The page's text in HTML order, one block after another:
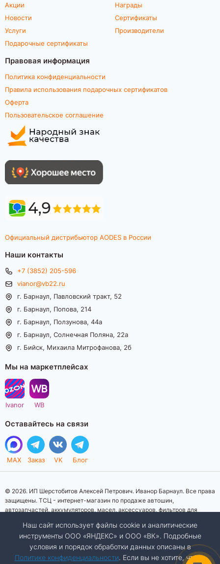
Акции
Новости
Услуги
Подарочные сертификаты
Награды
Сертификаты
Производители
Правовая информация
Политика конфиденциальности
Правила использования подарочных сертификатов
Оферта
Пользовательское соглашение
Официальный дистрибьютор AODES в России
Наши контакты
+7 (3852) 205-596
vianor@vb22.ru
г. Барнаул, Павловский тракт, 52
г. Барнаул, Попова, 214
г. Барнаул, Ползунова, 44а
г. Барнаул, Солнечная Поляна, 22а
г. Бийск, Михаила Митрофанова, 2б
Мы на маркетплейсах
Ivanor WB
Оставайтесь на связи
MAX Заказ VK Блог
© 2026. ИП Шерстобитов Алексей Петрович. Иванор Барнаул. Все права
защищены. ТСЦ - интернет-магазин по продаже автошин,
автозапчастей, аккумуляторов, масел, аксессуаров, фильтров для
информационный характер. Представленная информация о товарах, их
стоимости, характеристик, фото, наличия на складе ни при каких
условиях не является публичной офертой, определяемой положениями
Статьи 437 (2) Гражданского кодекса Российской Федерации.
Наш сайт использует файлы cookie и аналитические
инструменты ООО «ЯНДЕКС» и ООО «ВК». Подробные
условия и порядок обработки данных описаны в
Политике конфиденциальности. Если вы не хотите, чтобы